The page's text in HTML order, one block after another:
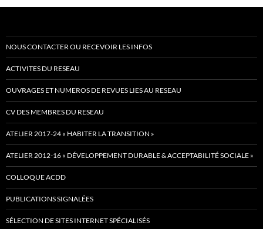
NOUS CONTACTER OU RECEVOIR LES INFOS
ACTIVITES DU RESEAU
OUVRAGES ET NUMEROS DE REVUES LIES AU RESEAU
CV DES MEMBRES DU RESEAU
ATELIER 2017-24 « HABITER LA TRANSITION »
ATELIER 2012-16 « DÉVELOPPEMENT DURABLE & ACCEPTABILITÉ SOCIALE »
COLLOQUE ACDD
PUBLICATIONS SIGNALÉES
SÉLECTION DE SITES INTERNET SPÉCIALISÉS